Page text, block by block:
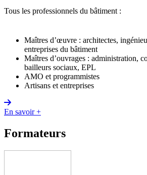
Tous les professionnels du bâtiment :
Maîtres d’œuvre : architectes,
entreprises du bâtiment
Maîtres d’ouvrages : administration,
bailleurs sociaux, EPL
AMO et programmistes
Artisans et entreprises
En savoir +
Formateurs